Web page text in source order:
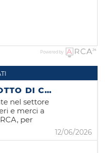
Powered by
MARINAIO - GIOVANOTTO DI COPERTA
nel settore
e merci a
per
che
5)
12/06/2026